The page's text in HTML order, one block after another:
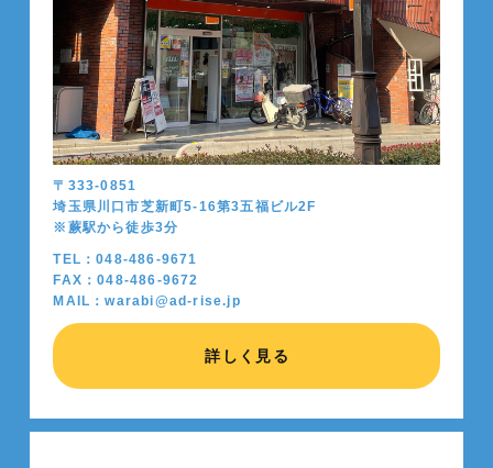
〒333-0851
埼玉県川口市芝新町5-16第3五福ビル2F
※蕨駅から徒歩3分
TEL：048-486-9671
FAX：048-486-9672
MAIL：warabi@ad-rise.jp
詳しく見る